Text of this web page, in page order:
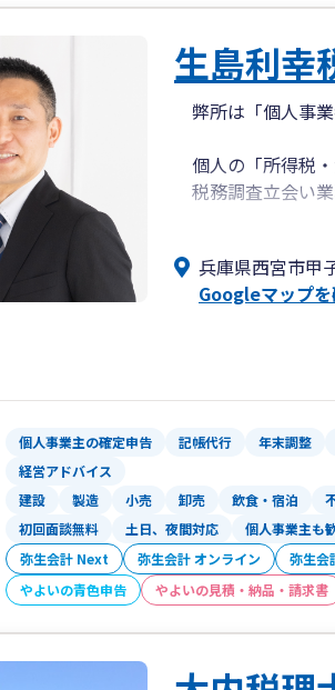
生島利幸
弊所は「個人事
個人の「所得税・
税務調査立会い業
兵庫県西宮市甲
Googleマップ
個人事業主の確定申告 記帳代行 年末調整
経営アドバイス
建設
製造 小売 卸売 飲食・宿泊
初回面談無料
土日、夜間対応 個人事業主も
弥生会計 Next
弥生会計 オンライン 弥生会
やよいの青色申告
やよいの見積・納品・請求書